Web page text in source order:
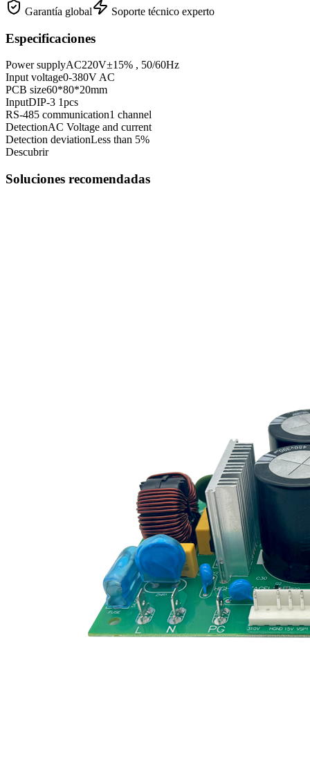
Garantía global Soporte técnico experto
Especificaciones
Power supplyAC220V±15% , 50/60Hz
Input voltage0-380V AC
PCB size60*80*20mm
InputDIP-3 1pcs
RS-485 communication1 channel
DetectionAC Voltage and current
Detection deviationLess than 5%
Descubrir
Soluciones recomendadas